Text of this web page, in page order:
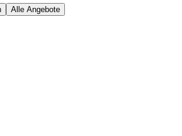
Alle Angebote